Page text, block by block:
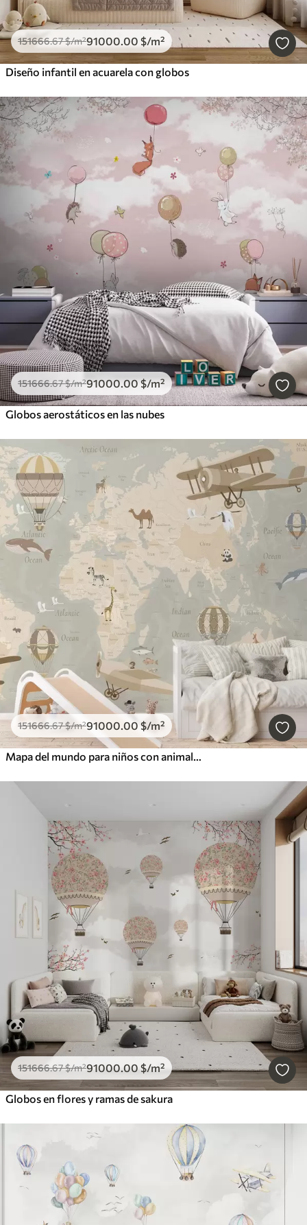
151666.67$/m²91000.00 $/m²
Diseño infantil en acuarela con globos
151666.67$/m²91000.00$/m²
Globos aerostáticos en las nubes
151666.67$/m²91000.00 $/m²
Mapa del mundo para niños con animales, aviones y globos aerostáticos. En inglés. Color beige.
151666.67$/m²91000.00 $/m²
Globos en flores y ramas de sakura